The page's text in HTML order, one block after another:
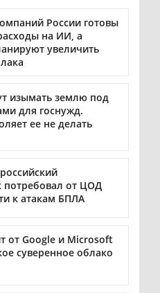
России готовы
на ИИ, а
увеличить
изымать землю под
для госнужд.
ее не делать
потребовал от ЦОД
к атакам БПЛА
от Google и Microsoft
суверенное облако